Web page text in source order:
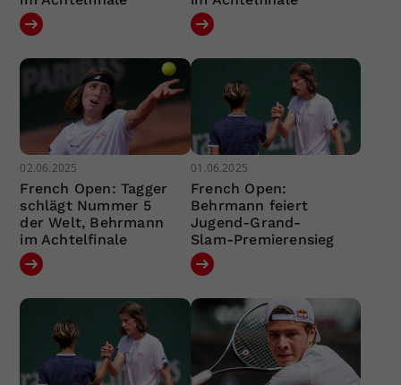
02.06.2025
French Open: Tagger
schlägt Nummer 5
der Welt, Behrmann
im Achtelfinale
01.06.2025
French Open:
Behrmann feiert
Jugend-Grand-
Slam-Premierensieg